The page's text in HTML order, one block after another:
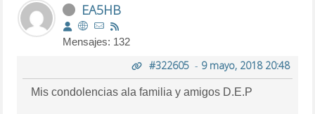
EA5HB
Mensajes: 132
#322605- 9 mayo, 2018 20:48
Mis condolencias ala familia y amigos D.E.P